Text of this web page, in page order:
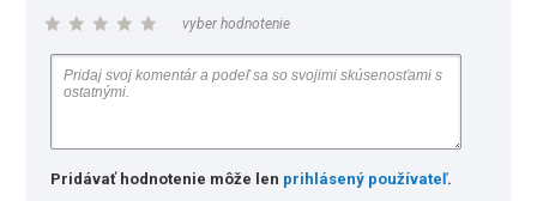
vyber hodnotenie
Pridávať hodnotenie môže len prihlásený používateľ.